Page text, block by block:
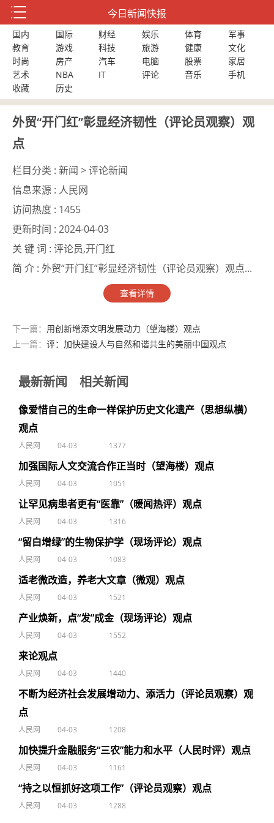
今日新闻快报
国内 国际 财经 娱乐 体育
军事
教育
游戏 科技 旅游 健康
文化
时尚
房产 汽车 电脑 股票
家居
艺术
NBA IT 评论 音乐
手机
收藏
历史
外贸“开门红”彰显经济韧性（评论员观察）观
点
栏目分类 : 新闻 > 评论新闻
信息来源 : 人民网
访问热度 : 1455
更新时间 : 2024-04-03
关 键 词 : 评论员,开门红
简 介 : 外贸“开门红”彰显经济韧性（评论员观察）观点...
查看详情
下一篇： 用创新增添文明发展动力（望海楼）观点
上一篇： 评：加快建设人与自然和谐共生的美丽中国观点
最新新闻 相关新闻
像爱惜自己的生命一样保护历史文化遗产（思想纵横）
观点
人民网 04-03 1377
加强国际人文交流合作正当时（望海楼）观点
人民网 04-03 1051
让罕见病患者更有“医靠”（暖闻热评）观点
人民网 04-03 1316
“留白增绿”的生物保护学（现场评论）观点
人民网 04-03 1083
适老微改造，养老大文章（微观）观点
人民网 04-03 1521
产业焕新，点“发”成金（现场评论）观点
人民网 04-03 1552
来论观点
人民网 04-03 1440
不断为经济社会发展增动力、添活力（评论员观察）观
点
人民网 04-03 1208
加快提升金融服务“三农”能力和水平（人民时评）观点
人民网 04-03 1161
“持之以恒抓好这项工作”（评论员观察）观点
人民网 04-03 1288